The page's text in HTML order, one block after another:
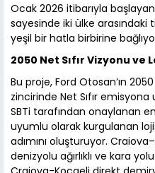
Ocak 2026 itibarıyla
sayesinde iki ülke
yeşil bir hatla birbirine
2050 Net Sıfır Vizyonu ve
Bu proje, Ford Otosan’ın
zincirinde Net Sıfır
SBTi tarafından onaylanan
uyumlu olarak kurgulanan
adımını oluşturuyor.
denizyolu ağırlıklı ve kara